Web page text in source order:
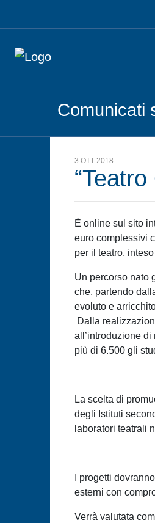
Comunicati
3 OTT 2018
È online sul sito
euro complessivi
per il teatro,
Un percorso nato
che, partendo
evoluto e
Dalla
all’introduzione
più di 6.500 gli
La scelta di
degli Istituti
laboratori teatrali
I progetti
esterni con
Verrà valutata